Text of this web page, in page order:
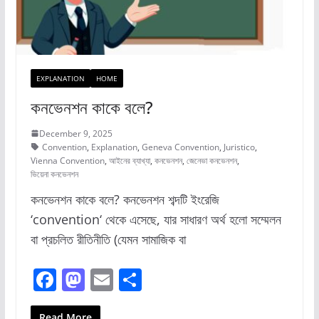
EXPLANATION HOME
কনভেনশন কাকে বলে?
December 9, 2025
Convention, Explanation, Geneva Convention, Juristico,
Vienna Convention, আইনের ব্যাখ্যা, কনভেনশন, জেনেভা কনভেনশন,
ভিয়েনা কনভেনশন
কনভেনশন কাকে বলে? কনভেনশন শব্দটি ইংরেজি
‘convention‘ থেকে এসেছে, যার সাধারণ অর্থ হলো সম্মেলন
বা প্রচলিত রীতিনীতি (যেমন সামাজিক বা
F
a
M
a
E S